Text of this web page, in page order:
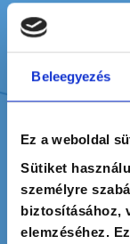
Beleegyezés
Ez a weboldal
Sütiket
személyre
biztosításához,
elemzéséhez.
legfrissebb
Intézet